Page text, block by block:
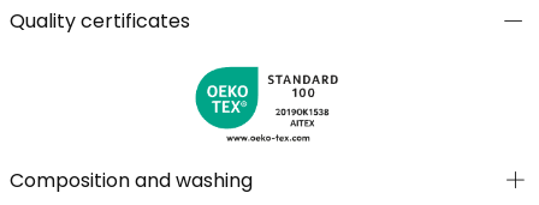
Quality certificates
Composition and washing